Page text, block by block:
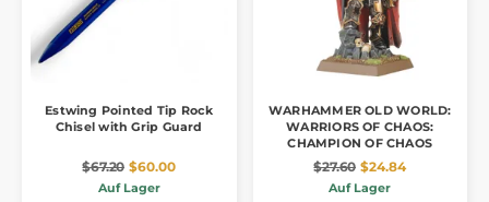
Estwing Pointed Tip Rock
Chisel with Grip Guard
$67.20 $60.00
Auf Lager
WARHAMMER OLD WORLD:
WARRIORS OF CHAOS:
CHAMPION OF CHAOS
$27.60 $24.84
Auf Lager